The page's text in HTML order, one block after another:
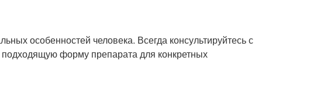
особенностей человека. Всегда консультируйтесь с
форму препарата для конкретных